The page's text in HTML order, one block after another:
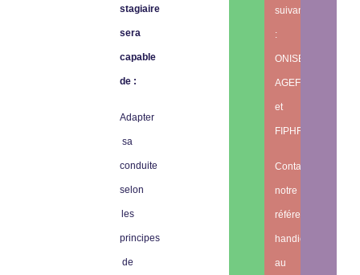
stagiaire
sera
capable
de :
Adapter
sa
conduite
selon
les
principes
de
suivantes
:
ONISEP,
AGEFIPH
et
FIPHFP.
Contactez
notre
référent
handicap
au